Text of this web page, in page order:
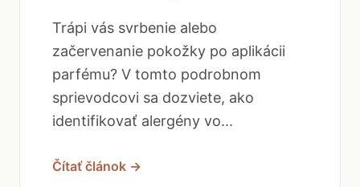
Trápi vás svrbenie alebo
začervenanie pokožky po aplikácii
parfému? V tomto podrobnom
sprievodcovi sa dozviete, ako
identifikovať alergény vo...
Čítať článok →